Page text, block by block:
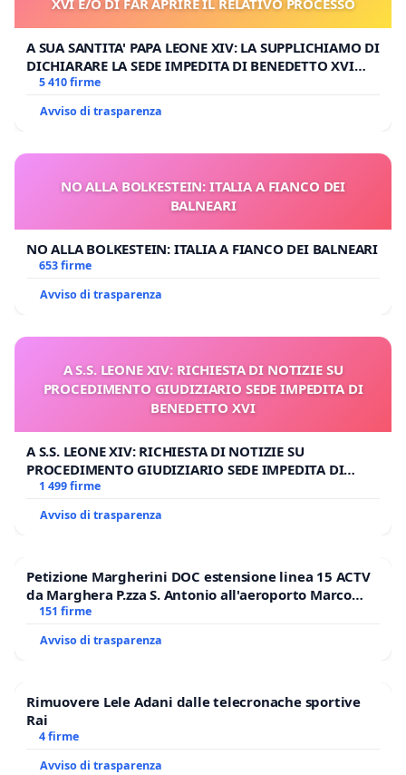
XVI E/O DI FAR APRIRE IL RELATIVO PROCESSO
A SUA SANTITA' PAPA LEONE XIV: LA SUPPLICHIAMO DI
DICHIARARE LA SEDE IMPEDITA DI BENEDETTO XVI
E/O DI FAR APRIRE IL RELATIVO PROCESSO
5 410 firme
Avviso di trasparenza
NO ALLA BOLKESTEIN: ITALIA A FIANCO DEI
BALNEARI
NO ALLA BOLKESTEIN: ITALIA A FIANCO DEI BALNEARI
653 firme
Avviso di trasparenza
A S.S. LEONE XIV: RICHIESTA DI NOTIZIE SU
PROCEDIMENTO GIUDIZIARIO SEDE IMPEDITA DI
BENEDETTO XVI
A S.S. LEONE XIV: RICHIESTA DI NOTIZIE SU
PROCEDIMENTO GIUDIZIARIO SEDE IMPEDITA DI
BENEDETTO XVI
1 499 firme
Avviso di trasparenza
Petizione Margherini DOC estensione linea 15 ACTV
da Marghera P.zza S. Antonio all'aeroporto Marco
Polo tariffa a € 1,50
151 firme
Avviso di trasparenza
Rimuovere Lele Adani dalle telecronache sportive
Rai
4 firme
Avviso di trasparenza